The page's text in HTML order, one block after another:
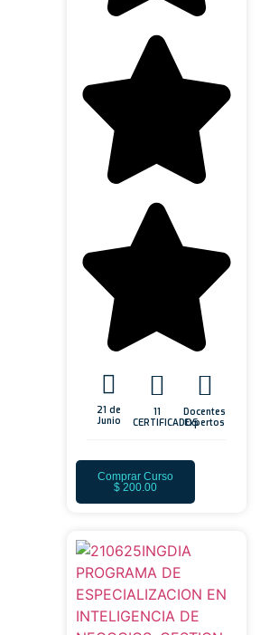
21 de
Junio
11
CERTIFICADOS
Docentes
Expertos
Comprar Curso
$ 200.00